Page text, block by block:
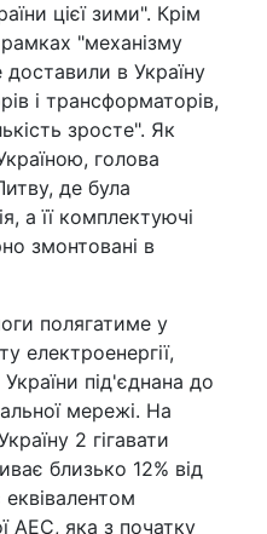
цієї зими". Крім
"механізму
в Україну
і трансформаторів,
зросте". Як
голова
де була
а її комплектуючі
змонтовані в
полягатиме у
електроенергії,
під'єднана до
мережі. На
2 гігавати
близько 12% від
АЕС, яка з початку